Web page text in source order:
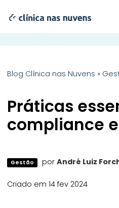
Blog Clínica nas Nuvens »
Práticas
compliance
Gestão por André Luiz
Criado em 14 fev 2024